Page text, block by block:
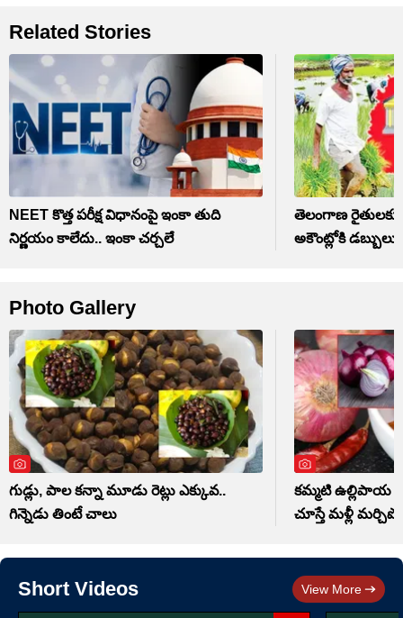
Related Stories
NEET కొత్త పరీక్ష విధానంపై ఇంకా తుది
నిర్ణయం కాలేదు.. ఇంకా చర్చలే
తెలంగాణ
అకౌంట్లోకి డబ్బులు
Photo Gallery
గుడ్లు, పాల కన్నా మూడు రెట్లు ఎక్కువ..
గిన్నెడు తింటే చాలు
కమ్మటి ఉల్లిపాయ
చూస్తే మళ్లీ
Short Videos View More